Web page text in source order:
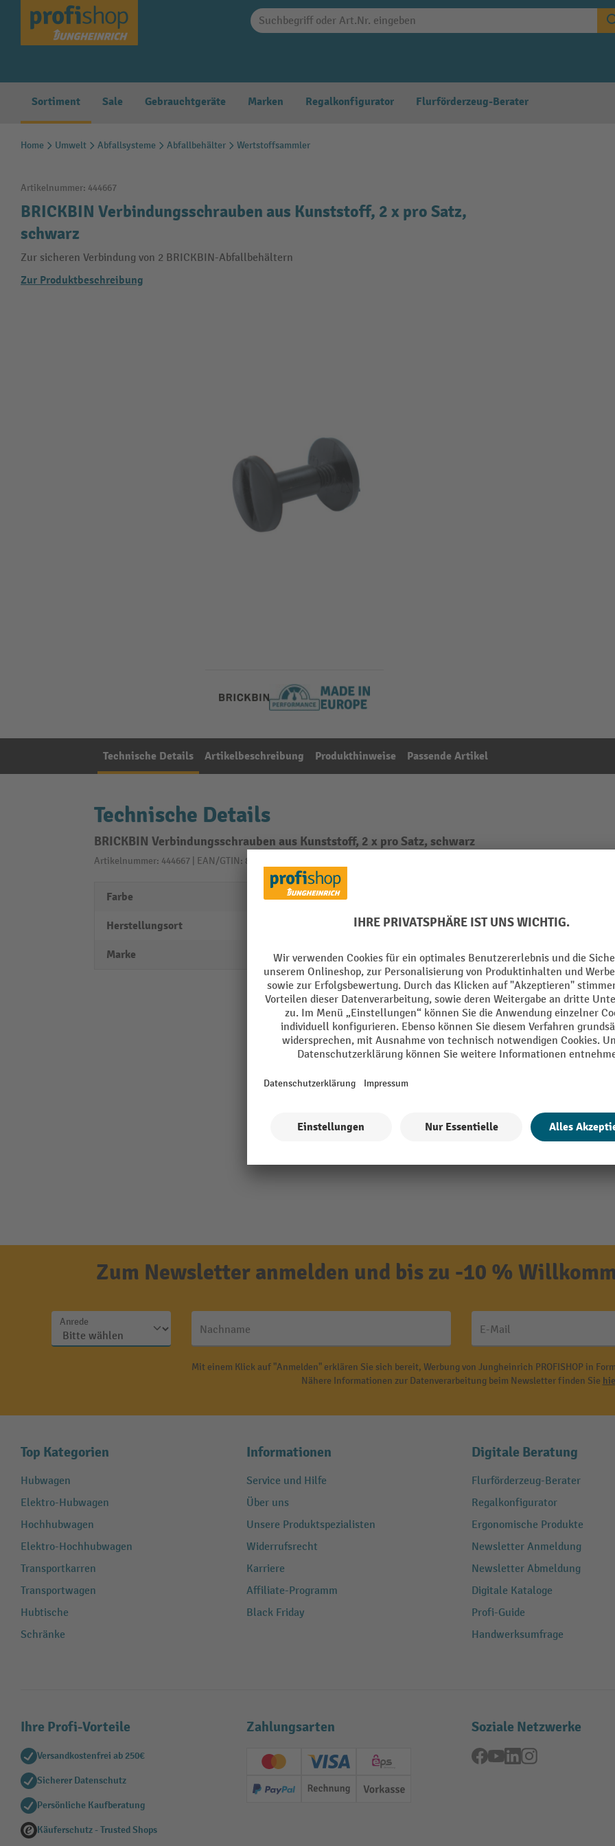
Zur Hauptnavigation springen
Sortiment Sale Gebrauchtgeräte Marken Regalkonfigurator Flurförderzeug-Berater
Home Umwelt Abfallsysteme Abfallbehälter Wertstoffsammler
Artikelnummer: 444667
BRICKBIN Verbindungsschrauben aus Kunststoff, 2 x pro Satz,
schwarz
Zur sicheren Verbindung von 2 BRICKBIN-Abfallbehältern
Zur Produktbeschreibung
Technische Details Artikelbeschreibung Produkthinweise Passende Artikel
Technische Details
BRICKBIN Verbindungsschrauben aus Kunststoff, 2 x pro Satz, schwarz
Artikelnummer: 444667 | EAN/GTIN: 8713631192519
Farbe schwarz
Herstellungsort
Marke BRICKBIN
Segment
Zum Newsletter anmelden und bis zu -10 %
Anrede
Nachname E-Mail
Mit einem Klick auf "Anmelden" erklären Sie sich bereit, Werbung von Jungheinrich PROFISHOP in
Nähere Informationen zur Datenverarbeitung beim Newsletter finden Sie
Top Kategorien
Hubwagen
Elektro-Hubwagen
Hochhubwagen
Elektro-Hochhubwagen
Transportkarren
Transportwagen
Hubtische
Schränke
Informationen
Service und Hilfe
Über uns
Unsere Produktspezialisten
Widerrufsrecht
Karriere
Affiliate-Programm
Black Friday
Digitale Beratung
Flurförderzeug-Berater
Regalkonfigurator
Ergonomische Produkte
Newsletter Anmeldung
Newsletter Abmeldung
Digitale Kataloge
Profi-Guide
Handwerksumfrage
Ihre Profi-Vorteile
Versandkostenfrei ab 250€
Sicherer Datenschutz
Persönliche Kaufberatung
Käuferschutz - Trusted Shops
Zahlungsarten
Creditcard (Master)Creditcard (Visa)
EPS
PayPal Rechnung Vorkasse
Soziale Netzwerke
Facebook
YouTubeLinkedInInstagram